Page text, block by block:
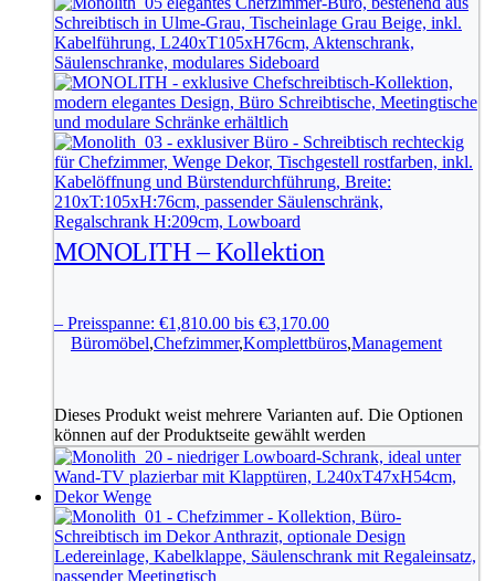
MONOLITH – Kollektion
– Preisspanne: €1,810.00 bis €3,170.00
Büromöbel,Chefzimmer,Komplettbüros,Management
Dieses Produkt weist mehrere Varianten auf. Die Optionen
können auf der Produktseite gewählt werden